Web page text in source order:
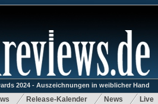
2024 - Auszeichnungen in weiblicher Hand
Release-Kalender News Live